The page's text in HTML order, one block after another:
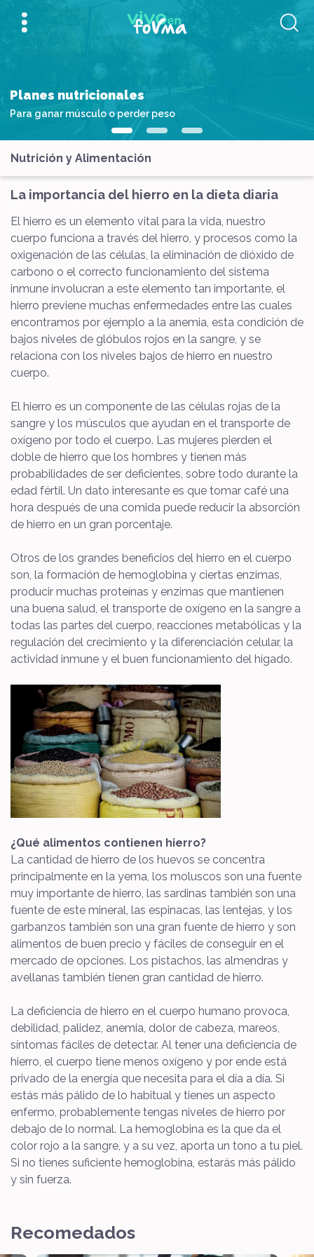
Planes nutricionales
Para ganar músculo o perder peso
Nutrición y Alimentación
La importancia del hierro en la dieta diaria
El hierro es un elemento vital para la vida, nuestro
cuerpo funciona a través del hierro, y procesos como la
oxigenación de las células, la eliminación de dióxido de
carbono o el correcto funcionamiento del sistema
inmune involucran a este elemento tan importante, el
hierro previene muchas enfermedades entre las cuales
encontramos por ejemplo a la anemia, esta condición de
bajos niveles de glóbulos rojos en la sangre, y se
relaciona con los niveles bajos de hierro en nuestro
cuerpo.
El hierro es un componente de las células rojas de la
sangre y los músculos que ayudan en el transporte de
oxígeno por todo el cuerpo. Las mujeres pierden el
doble de hierro que los hombres y tienen más
probabilidades de ser deficientes, sobre todo durante la
edad fértil. Un dato interesante es que tomar café una
hora después de una comida puede reducir la absorción
de hierro en un gran porcentaje.
Otros de los grandes beneficios del hierro en el cuerpo
son, la formación de hemoglobina y ciertas enzimas,
producir muchas proteínas y enzimas que mantienen
una buena salud, el transporte de oxígeno en la sangre a
todas las partes del cuerpo, reacciones metabólicas y la
regulación del crecimiento y la diferenciación celular, la
actividad inmune y el buen funcionamiento del hígado.
¿Qué alimentos contienen hierro?
La cantidad de hierro de los huevos se concentra
principalmente en la yema, los moluscos son una fuente
muy importante de hierro, las sardinas también son una
fuente de este mineral, las espinacas, las lentejas, y los
garbanzos también son una gran fuente de hierro y son
alimentos de buen precio y fáciles de conseguir en el
mercado de opciones. Los pistachos, las almendras y
avellanas también tienen gran cantidad de hierro.
La deficiencia de hierro en el cuerpo humano provoca,
debilidad, palidez, anemia, dolor de cabeza, mareos,
síntomas fáciles de detectar. Al tener una deficiencia de
hierro, el cuerpo tiene menos oxígeno y por ende está
privado de la energía que necesita para el día a día. Si
estás más pálido de lo habitual y tienes un aspecto
enfermo, probablemente tengas niveles de hierro por
debajo de lo normal. La hemoglobina es la que da el
color rojo a la sangre, y a su vez, aporta un tono a tu piel.
Si no tienes suficiente hemoglobina, estarás más pálido
y sin fuerza.
Recomedados